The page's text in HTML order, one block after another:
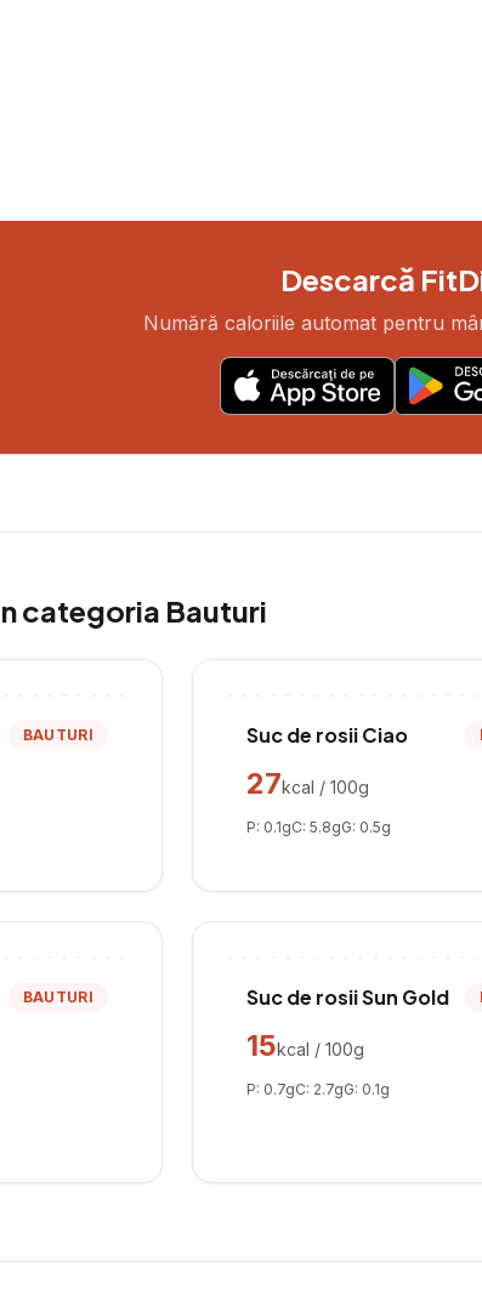
Descarcă
Numără caloriile automat pentru
categoria Bauturi
BAUTURI Suc de rosii Ciao
27kcal / 100g
P: 0.1gC: 5.8gG: 0.5g
BAUTURI Suc de rosii Sun Gold
15kcal / 100g
P: 0.7gC: 2.7gG: 0.1g